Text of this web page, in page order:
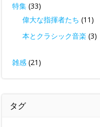
特集 (33)
偉大な指揮者たち (11)
本とクラシック音楽 (3)
雑感 (21)
タグ